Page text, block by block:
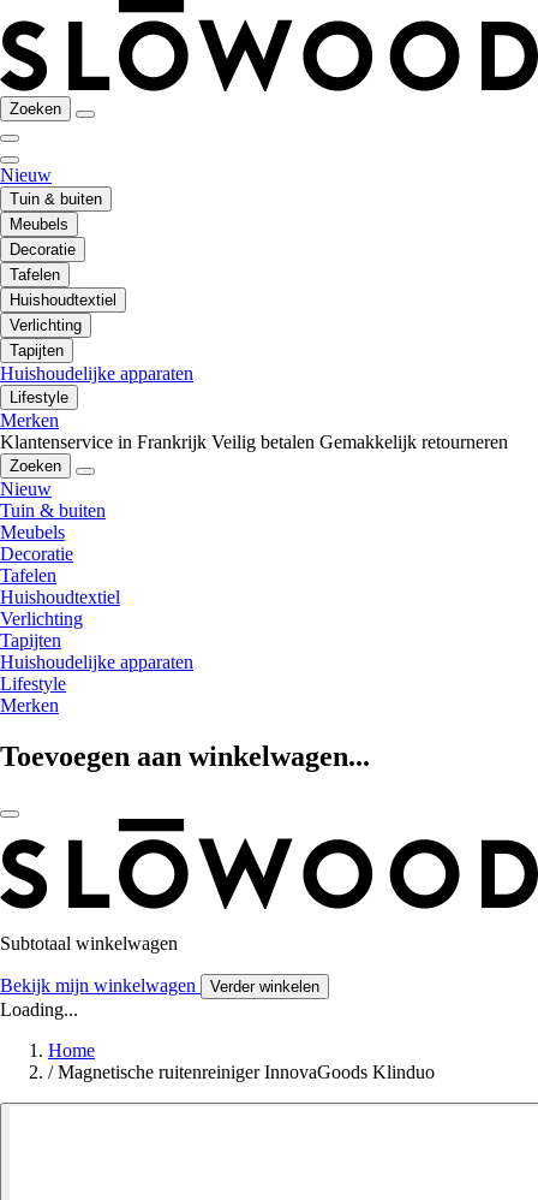
Zoeken
Nieuw
Tuin & buiten
Meubels
Decoratie
Tafelen
Huishoudtextiel
Verlichting
Tapijten
Huishoudelijke apparaten
Lifestyle
Merken
Klantenservice in Frankrijk Veilig betalen Gemakkelijk retourneren
Zoeken
Nieuw
Tuin & buiten
Meubels
Decoratie
Tafelen
Huishoudtextiel
Verlichting
Tapijten
Huishoudelijke apparaten
Lifestyle
Merken
Toevoegen aan winkelwagen...
Subtotaal winkelwagen
Bekijk mijn winkelwagen Verder winkelen
Loading...
Home
/ Magnetische ruitenreiniger InnovaGoods Klinduo